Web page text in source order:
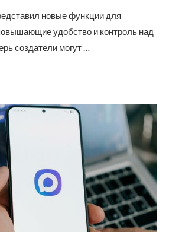
новые функции для
удобство и контроль над
создатели могут …